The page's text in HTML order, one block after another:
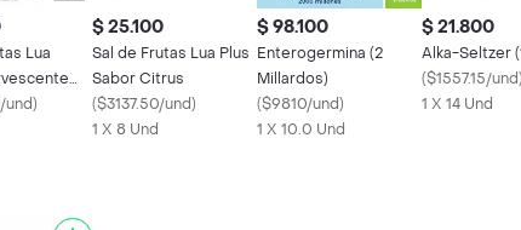
Lua
und)
$ 25.100
Sal de Frutas Lua Plus
Sabor Citrus
($3137.50/und)
1 X 8 Und
$ 98.100
Enterogermina (2
Millardos)
($9810/und)
1 X 10.0 Und
$ 21.800
Alka-Seltzer
($1557.15/und)
1 X 14 Und